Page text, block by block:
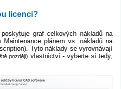
licenci?
graf celkových nákladů na
plánem vs. nákladů na
Tyto náklady se vyrovnávají
později) vlastnictví - vyberte si tedy,